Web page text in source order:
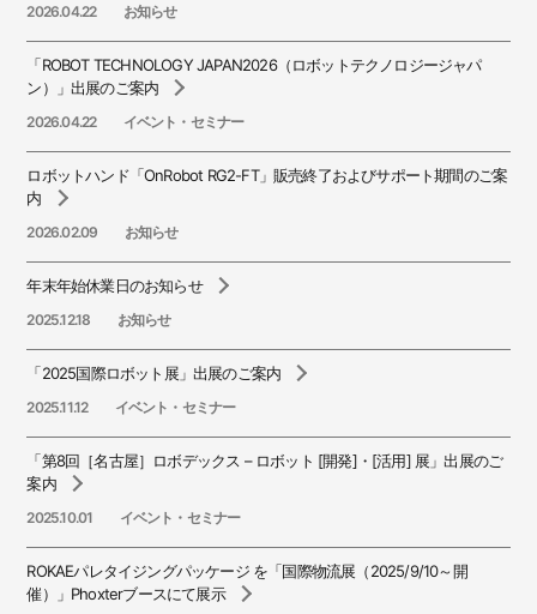
2026.04.22 お知らせ
「ROBOT TECHNOLOGY JAPAN2026（ロボットテクノロジージャパ
ン）」出展のご案内
2026.04.22 イベント・セミナー
ロボットハンド「OnRobot RG2-FT」販売終了およびサポート期間のご案
内
2026.02.09 お知らせ
年末年始休業日のお知らせ
2025.12.18 お知らせ
「2025国際ロボット展」出展のご案内
2025.11.12 イベント・セミナー
「第8回［名古屋］ロボデックス – ロボット [開発]・[活用] 展」出展のご
案内
2025.10.01 イベント・セミナー
ROKAEパレタイジングパッケージ を「国際物流展（2025/9/10～開
催）」Phoxterブースにて展示